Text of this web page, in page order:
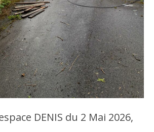
DENIS du 2 Mai 2026,